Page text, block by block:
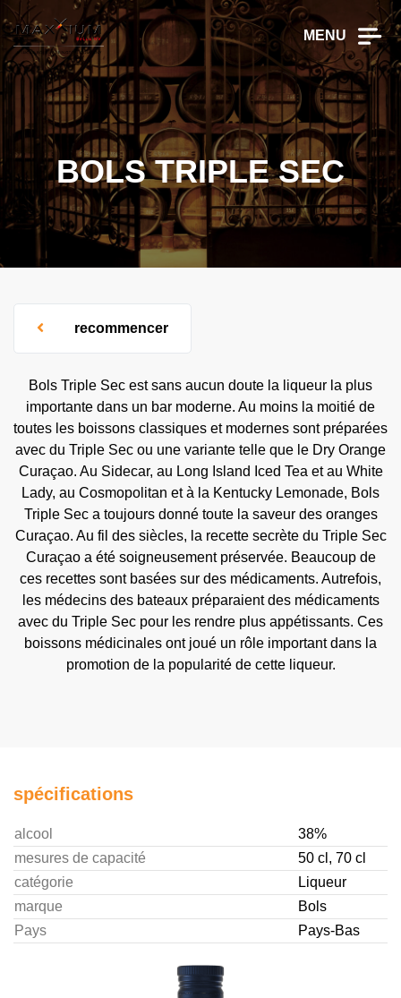
MENU
BOLS TRIPLE SEC
recommencer
Bols Triple Sec est sans aucun doute la liqueur la plus
importante dans un bar moderne. Au moins la moitié de
toutes les boissons classiques et modernes sont préparées
avec du Triple Sec ou une variante telle que le Dry Orange
Curaçao. Au Sidecar, au Long Island Iced Tea et au White
Lady, au Cosmopolitan et à la Kentucky Lemonade, Bols
Triple Sec a toujours donné toute la saveur des oranges
Curaçao. Au fil des siècles, la recette secrète du Triple Sec
Curaçao a été soigneusement préservée. Beaucoup de
ces recettes sont basées sur des médicaments. Autrefois,
les médecins des bateaux préparaient des médicaments
avec du Triple Sec pour les rendre plus appétissants. Ces
boissons médicinales ont joué un rôle important dans la
promotion de la popularité de cette liqueur.
spécifications
alcool
38%
mesures de capacité
50 cl, 70 cl
catégorie
Liqueur
marque
Bols
Pays
Pays-Bas